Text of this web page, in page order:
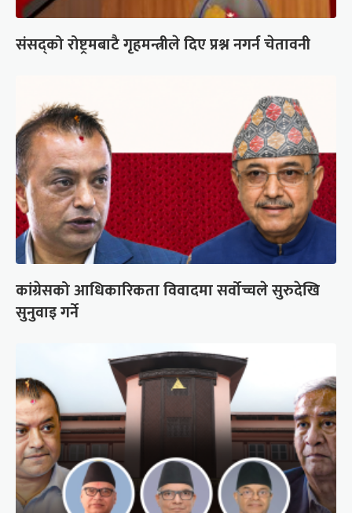
संसद्को रोष्ट्रमबाटै गृहमन्त्रीले दिए प्रश्न नगर्न चेतावनी
कांग्रेसको आधिकारिकता विवादमा सर्वोच्चले सुरुदेखि
सुनुवाइ गर्ने